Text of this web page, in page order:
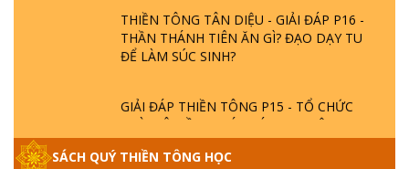
THIỀN TÔNG TÂN DIỆU - GIẢI ĐÁP P16 -
THẦN THÁNH TIÊN ĂN GÌ? ĐẠO DẠY TU
ĐỂ LÀM SÚC SINH?
GIẢI ĐÁP THIỀN TÔNG P15 - TỔ CHỨC
LOÀI CÔ HỒN - GIÁO LÝ ĐẠO PHẬT KHI
NÀO XUẤT BẢN
SÁCH QUÝ THIỀN TÔNG HỌC